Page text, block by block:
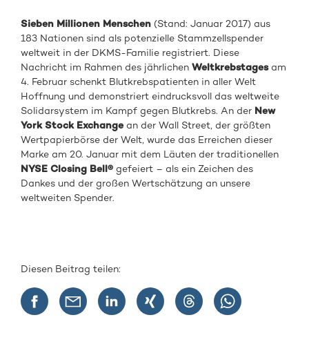
Sieben Millionen Menschen (Stand: Januar 2017) aus
183 Nationen sind als potenzielle Stammzellspender
weltweit in der DKMS-Familie registriert. Diese
Nachricht im Rahmen des jährlichenWeltkrebstagesam
4. Februar schenkt Blutkrebspatienten in aller Welt
Hoffnung und demonstriert eindrucksvoll das weltweite
Solidarsystem im Kampf gegen Blutkrebs. An der New
York Stock Exchange an der Wall Street, der größten
Wertpapierbörse der Welt, wurde das Erreichen dieser
Marke am 20. Januar mit dem Läuten der traditionellen
NYSE Closing Bell® gefeiert – als ein Zeichen des
Dankes und der großen Wertschätzung an unsere
weltweiten Spender.
Diesen Beitrag teilen: